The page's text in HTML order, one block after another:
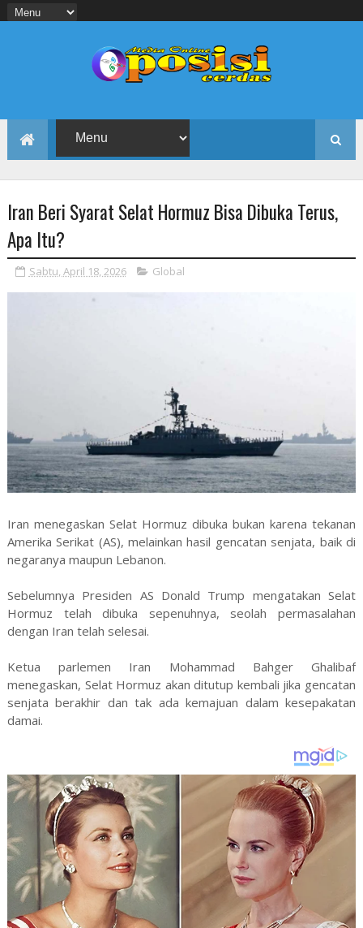
Iran Beri Syarat Selat Hormuz Bisa Dibuka Terus,
Apa Itu?
Sabtu, April 18, 2026 Global
Iran menegaskan Selat Hormuz dibuka bukan karena tekanan
Amerika Serikat (AS), melainkan hasil gencatan senjata, baik di
negaranya maupun Lebanon.
Sebelumnya Presiden AS Donald Trump mengatakan Selat
Hormuz telah dibuka sepenuhnya, seolah permasalahan
dengan Iran telah selesai.
Ketua parlemen Iran Mohammad Bahger Ghalibaf
menegaskan, Selat Hormuz akan ditutup kembali jika gencatan
senjata berakhir dan tak ada kemajuan dalam kesepakatan
damai.